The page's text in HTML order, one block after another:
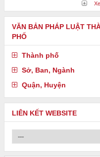
VĂN BẢN PHÁP LUẬT
PHỐ
Thành phố
Sở, Ban, Ngành
Quận, Huyện
LIÊN KẾT WEBSITE